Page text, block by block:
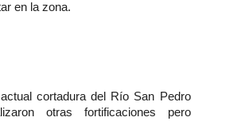
en la zona.
cortadura del Río San Pedro
otras fortificaciones pero